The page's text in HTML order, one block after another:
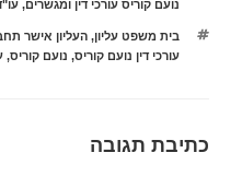
נועם קוריס עורכי דין ומגשרים,
תגיות
בית משפט עליון,העליון אישר
עורכי דין נועם קוריס, נועם קוריס,
כתיבת תגובה